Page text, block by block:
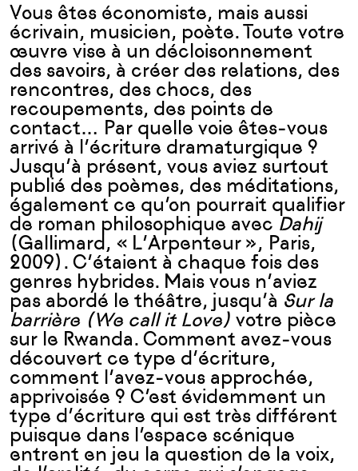
Vous êtes économiste, mais aussi
écrivain, musicien, poète. Toute votre
œuvre vise à un décloisonnement
des savoirs, à créer des relations, des
rencontres, des chocs, des
recoupements, des points de
contact… Par quelle voie êtes-vous
arrivé à l’écriture dramaturgique ?
Jusqu’à présent, vous aviez surtout
publié des poèmes, des méditations,
également ce qu’on pourrait qualifier
de roman philosophique avec Dahij
(Gallimard, « L’Arpenteur », Paris,
2009). C’étaient à chaque fois des
genres hybrides. Mais vous n’aviez
pas abordé le théâtre, jusqu’à Sur la
barrière (We call it Love) votre pièce
sur le Rwanda. Comment avez-vous
découvert ce type d’écriture,
comment l’avez-vous approchée,
apprivoisée ? C’est évidemment un
type d’écriture qui est très différent
puisque dans l’espace scénique
entrent en jeu la question de la voix,